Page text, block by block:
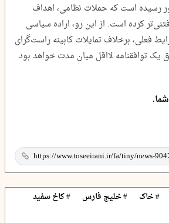
رسیده است که حملات نظامی، اهداف
کرده است. از این رو، اراده سیاسی
فعلی، برخلاف تمایلات کابینه راست‌گرای
یک توافقنامه لااقل میان مدت خواهد بود
# خاک # خلیج فارس
# کاخ سفید